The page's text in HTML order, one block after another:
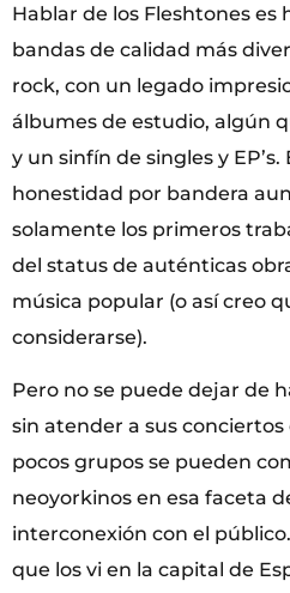
Hablar de los Fleshtones es
bandas de calidad más
rock, con un legado
álbumes de estudio, algún
y un sinfín de singles y EP’s.
honestidad por bandera
solamente los primeros
del status de auténticas
música popular (o así creo
considerarse).
Pero no se puede dejar de
sin atender a sus
pocos grupos se pueden
neoyorkinos en esa faceta
interconexión con el
que los vi en la capital de